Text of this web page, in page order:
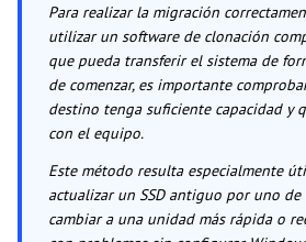
Para realizar la migración
utilizar un software de clonación
que pueda transferir el sistema de
de comenzar, es importante
destino tenga suficiente capacidad y
con el equipo.
Este método resulta especialmente
actualizar un SSD antiguo por uno de
cambiar a una unidad más rápida o